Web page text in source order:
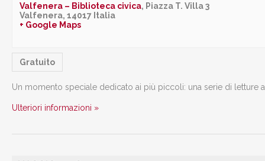
Valfenera – Biblioteca civica, Piazza T. Villa 3
Valfenera, 14017 Italia
+ Google Maps
Gratuito
Un momento speciale dedicato ai più piccoli: una serie di letture
Ulteriori informazioni »